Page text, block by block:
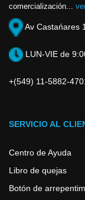
comercialización...
Av Castańares
LUN-VIE de
+(549) 11-5882-
SERVICIO AL
Centro de Ayuda
Libro de quejas
Botón de